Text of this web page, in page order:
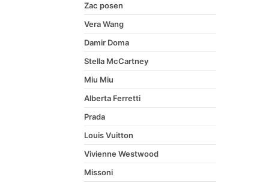
Zac posen
Vera Wang
Damir Doma
Stella McCartney
Miu Miu
Alberta Ferretti
Prada
Louis Vuitton
Vivienne Westwood
Missoni